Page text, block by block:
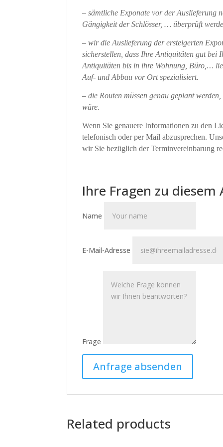
– sämtliche Exponate vor der Auslieferung
Gängigkeit der Schlösser, … überprüft
– wir die Auslieferung der ersteigerten
sicherstellen, dass Ihre Antiquitäten gut bei
Antiquitäten bis in ihre Wohnung, Büro,…
Auf- und Abbau vor Ort spezialisiert.
– die Routen müssen genau geplant
wäre.
Wenn Sie genauere Informationen zu den
telefonisch oder per Mail abzusprechen.
wir Sie bezüglich der Terminvereinbarung
Ihre Fragen zu diesem
Name
E-Mail-Adresse
Frage
Related products